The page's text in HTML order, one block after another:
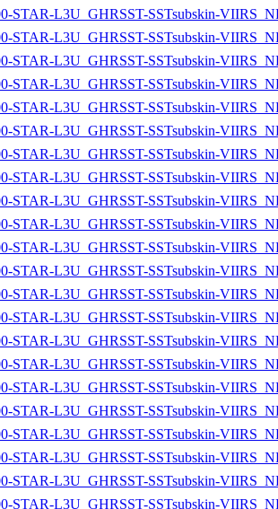
STAR-L3U_GHRSST-SSTsubskin-
STAR-L3U_GHRSST-SSTsubskin-
STAR-L3U_GHRSST-SSTsubskin-
STAR-L3U_GHRSST-SSTsubskin-
STAR-L3U_GHRSST-SSTsubskin-
STAR-L3U_GHRSST-SSTsubskin-
STAR-L3U_GHRSST-SSTsubskin-
STAR-L3U_GHRSST-SSTsubskin-
STAR-L3U_GHRSST-SSTsubskin-
STAR-L3U_GHRSST-SSTsubskin-
STAR-L3U_GHRSST-SSTsubskin-
STAR-L3U_GHRSST-SSTsubskin-
STAR-L3U_GHRSST-SSTsubskin-
STAR-L3U_GHRSST-SSTsubskin-
STAR-L3U_GHRSST-SSTsubskin-
STAR-L3U_GHRSST-SSTsubskin-
STAR-L3U_GHRSST-SSTsubskin-
STAR-L3U_GHRSST-SSTsubskin-
STAR-L3U_GHRSST-SSTsubskin-
STAR-L3U_GHRSST-SSTsubskin-
STAR-L3U_GHRSST-SSTsubskin-
STAR-L3U_GHRSST-SSTsubskin-